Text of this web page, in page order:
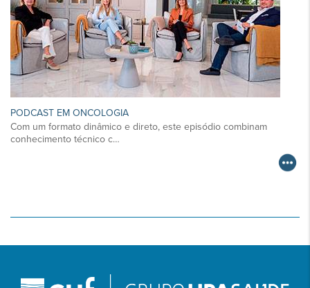
PODCAST EM ONCOLOGIA
Com um formato dinâmico e direto, este episódio combinam
conhecimento técnico c…